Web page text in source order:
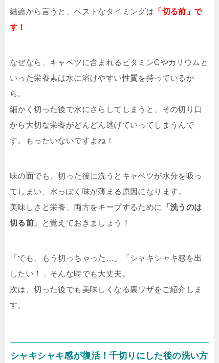
結論から言うと、ベストなタイミングは 「切る前」で
す！
なぜなら、キャベツに含まれるビタミンCやカリウムと
いった栄養素は水に溶けやすい性質を持っているか
ら。
細かく切った後で水にさらしてしまうと、その切り口
から大切な栄養がどんどん逃げていってしまうんで
す。もったいないですよね！
味の面でも、切った後に洗うとキャベツが水分を吸っ
てしまい、水っぽく味が薄まる原因になります。
美味しさと栄養、両方をキープするために
「洗うのは
切る前」
と覚えておきましょう！
「でも、もう切っちゃった…」「シャキシャキ感を出
したい！」そんな時でも大丈夫。
次は、切った後でも美味しくなる裏ワザをご紹介しま
す。
シャキシャキ感が復活！千切りにした後の洗い方